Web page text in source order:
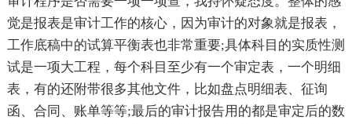
觉是报表是审计工作的核心，因为审计的对象就是报表，
工作底稿中的试算平衡表也非常重要;具体科目的实质性测
试是一项大工程，每个科目至少有一个审定表，一个明细
表，有的还附带很多其他文件，比如盘点明细表、征询
函、合同、账单等等;最后的审计报告用的都是审定后的数